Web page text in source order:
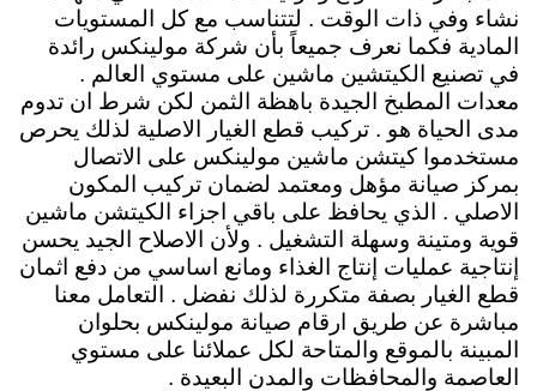
نشاء وفي ذات الوقت . لتتناسب مع كل المستويات
المادية فكما نعرف جميعاً بأن شركة مولينكس رائدة
في تصنيع الكيتشين ماشين على مستوي العالم .
معدات المطبخ الجيدة باهظة الثمن لكن شرط ان تدوم
مدى الحياة هو . تركيب قطع الغيار الاصلية لذلك يحرص
مستخدموا كيتشن ماشين مولينكس على الاتصال
بمركز صيانة مؤهل ومعتمد لضمان تركيب المكون
الاصلي . الذي يحافظ على باقي اجزاء الكيتشن ماشين
قوية ومتينة وسهلة التشغيل . ولأن الاصلاح الجيد يحسن
إنتاجية عمليات إنتاج الغذاء ومانع اساسي من دفع اثمان
قطع الغيار بصفة متكررة لذلك نفضل . التعامل معنا
مباشرة عن طريق ارقام صيانة مولينكس بحلوان
المبينة بالموقع والمتاحة لكل عملائنا على مستوي
العاصمة والمحافظات والمدن البعيدة .